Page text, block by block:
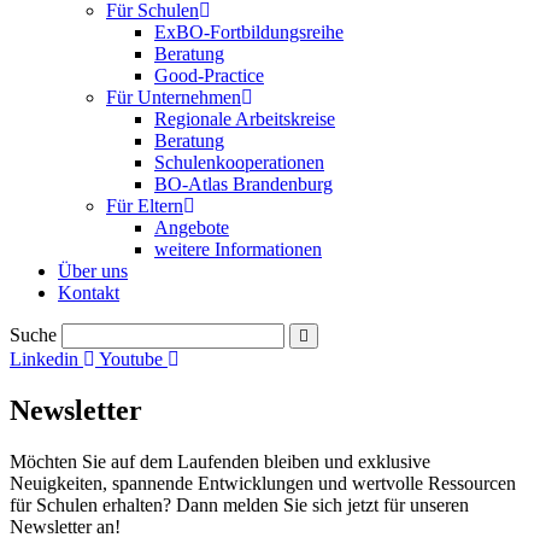
Für Schulen
ExBO-Fortbildungsreihe
Beratung
Good-Practice
Für Unternehmen
Regionale Arbeitskreise
Beratung
Schulenkooperationen
BO-Atlas Brandenburg
Für Eltern
Angebote
weitere Informationen
Über uns
Kontakt
Suche
Linkedin
Youtube
Newsletter
Möchten Sie auf dem Laufenden bleiben und exklusive
Neuigkeiten, spannende Entwicklungen und wertvolle Ressourcen
für Schulen erhalten? Dann melden Sie sich jetzt für unseren
Newsletter an!